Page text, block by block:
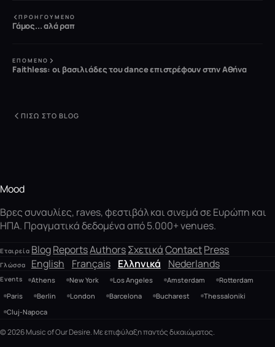
ΠΡΟΗΓΟΎΜΕΝΟ
Γάμος... αλά ραπ
ΕΠΌΜΕΝΟ
Faithless: οι βασιλιάδες του dance επιστρέφουν στην Αθήνα
ΠΊΣΩ ΣΤΟ BLOG
Mood
Βρες συναυλίες, raves, φεστιβάλ και σινεμά σε Ευρώπη και
ΗΠΑ. Πραγματικά δεδομένα από 5.000+ venues.
Εταιρεία BlogReportsAuthorsΣχετικά ContactPress
Γλώσσα English Français Ελληνικά Nederlands
Events Athens New York Los Angeles Amsterdam
Rotterdam
Paris
Berlin London Barcelona Bucharest
Thessaloniki
Cluj-Napoca
© 2026 Music of Our Desire. Με επιφύλαξη παντός δικαιώματος.